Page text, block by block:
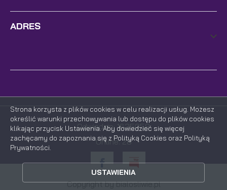
ADRES
Odwiedzin: 1635058
Online: 28
Copyright by bialosliwie.pl
Strona korzysta z plików cookies w celu realizacji usług. Możesz
określić warunki przechowywania lub dostępu do plików cookies
klikając przycisk Ustawienia. Aby dowiedzieć się więcej
zachęcamy do zapoznania się z Polityką Cookies oraz Polityką
Prywatności.
USTAWIENIA
ZEZWÓL NA WSZYSTKIE